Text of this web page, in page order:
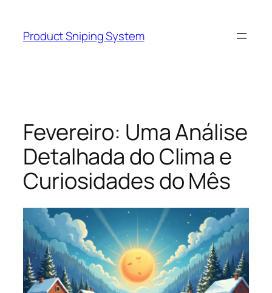
content
Product Sniping System
Fevereiro: Uma Análise
Detalhada do Clima e
Curiosidades do Mês